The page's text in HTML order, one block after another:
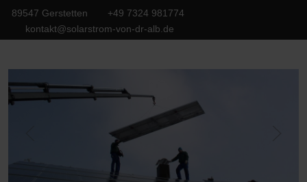
89547 Gerstetten
+49 7324 981774
kontakt@solarstrom-von-dr-alb.de